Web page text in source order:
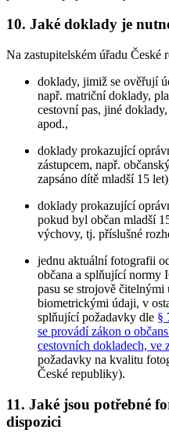
10. Jaké doklady je
Na zastupitelském úřadu
doklady, jimiž se ověřují
např. matriční doklady,
cestovní pas, jiné
apod.,
doklady prokazující
zástupcem, např.
zapsáno dítě mladší 15
doklady prokazující
pokud byl občan mladší
výchovy, tj. příslušné
jednu aktuální fotografii
občana a splňující normy
pasu se strojově čitelnými
biometrickými údaji, v
splňující požadavky dle §
se provádí zákon o
cestovních dokladech, ve
požadavky na kvalitu
České republiky).
11. Jaké jsou potřebné
dispozici